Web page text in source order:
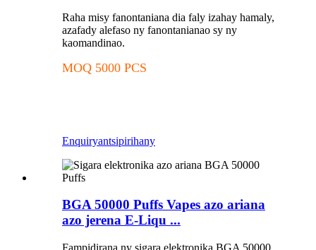
Raha misy fanontaniana dia faly izahay hamaly,
azafady alefaso ny fanontanianao sy ny
kaomandinao.
MOQ 5000 PCS
Enquiryantsipirihany
BGA 50000 Puffs Vapes azo ariana
azo jerena E-Liqu ...
Fampidirana ny sigara elektronika BGA 50000